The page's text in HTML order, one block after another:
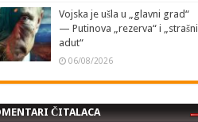
Vojska je ušla u „glavni grad“
— Putinova „rezerva“ i „strašni
adut“
06/08/2026
ČITALACA